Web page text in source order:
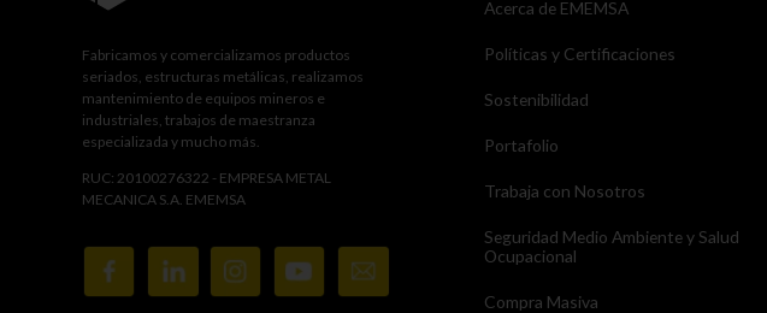
Fabricamos y comercializamos productos
seriados, estructuras metálicas, realizamos
mantenimiento de equipos mineros e
industriales, trabajos de maestranza
especializada y mucho más.
RUC: 20100276322 - EMPRESA METAL
MECANICA S.A. EMEMSA
Acerca de EMEMSA
Políticas y Certificaciones
Sostenibilidad
Portafolio
Trabaja con Nosotros
Seguridad Medio Ambiente y Salud
Ocupacional
Compra Masiva